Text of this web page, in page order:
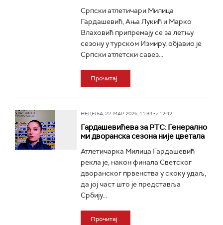
Српски атлетичари Милица
Гардашевић, Ања Лукић и Марко
Влаховић припремају се за летњу
сезону у турском Измиру, објавио је
Српски атлетски савез...
Прочитај
НЕДЕЉА, 22. МАР 2026, 11:34 -> 12:42
Гардашевићева за РТС: Генерално
ми дворанска сезона није цветала
Атлетичарка Милица Гардашевић
рекла је, након финала Светског
дворанског првенства у скоку удаљ,
да јој част што је представља
Србију...
Прочитај